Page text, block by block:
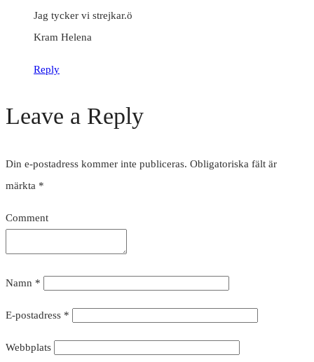
Jag tycker vi strejkar.ö
Kram Helena
Reply
Leave a Reply
Din e-postadress kommer inte publiceras. Obligatoriska fält är
märkta *
Comment
Namn *
E-postadress *
Webbplats